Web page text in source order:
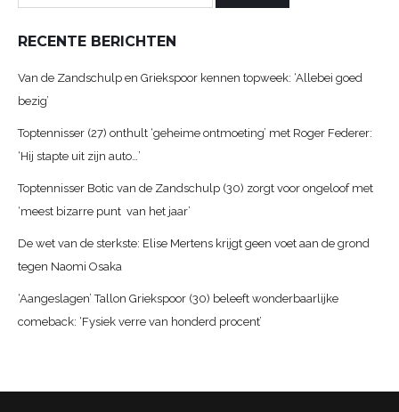
RECENTE BERICHTEN
Van de Zandschulp en Griekspoor kennen topweek: ‘Allebei goed
bezig’
Toptennisser (27) onthult ‘geheime ontmoeting’ met Roger Federer:
‘Hij stapte uit zijn auto…’
Toptennisser Botic van de Zandschulp (30) zorgt voor ongeloof met
‘meest bizarre punt van het jaar’
De wet van de sterkste: Elise Mertens krijgt geen voet aan de grond
tegen Naomi Osaka
‘Aangeslagen’ Tallon Griekspoor (30) beleeft wonderbaarlijke
comeback: ‘Fysiek verre van honderd procent’